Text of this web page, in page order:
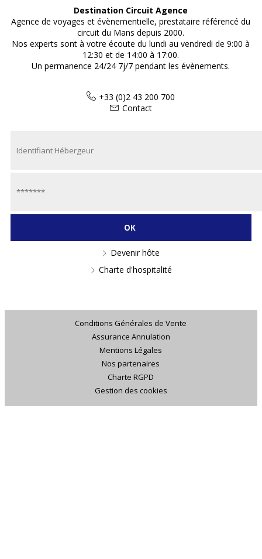
Destination Circuit Agence
Agence de voyages et évènementielle, prestataire référencé du
circuit du Mans depuis 2000.
Nos experts sont à votre écoute du lundi au vendredi de 9:00 à
12:30 et de 14:00 à 17:00.
Un permanence 24/24 7j/7 pendant les évènements.
+33 (0)2 43 200 700
Contact
Devenir hôte
Charte d'hospitalité
Conditions Générales de Vente
Assurance Annulation
Mentions Légales
Nos partenaires
Charte RGPD
Gestion des cookies